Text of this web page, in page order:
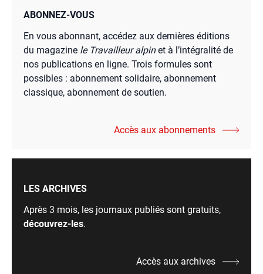
ABONNEZ-VOUS
En vous abonnant, accédez aux dernières éditions
du magazine le Travailleur alpinet à l’intégralité de
nos publications en ligne. Trois formules sont
possibles : abonnement solidaire, abonnement
classique, abonnement de soutien.
Accès aux abonnements
LES ARCHIVES
Après 3 mois, les journaux publiés sont gratuits,
découvrez-les.
Accès aux archives